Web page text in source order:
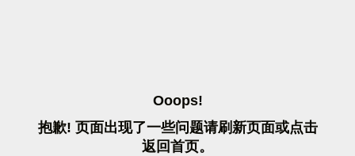
OOOPS!
抱歉! 页面出现了一些问题请刷 新页面或点击
返 回首页。